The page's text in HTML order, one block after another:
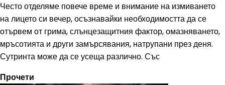
Често отделяме повече време и внимание на измиването
на лицето си вечер, осъзнавайки необходимостта да се
отървем от грима, слънцезащитния фактор, омазняването,
мръсотията и други замърсявания, натрупани през деня.
Сутринта може да се усеща различно. Със
Прочети